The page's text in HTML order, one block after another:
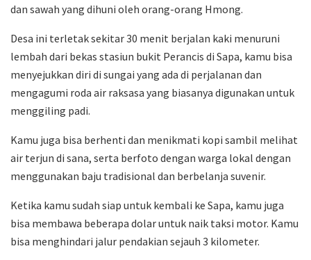
dan sawah yang dihuni oleh orang-orang Hmong.
Desa ini terletak sekitar 30 menit berjalan kaki menuruni
lembah dari bekas stasiun bukit Perancis di Sapa, kamu bisa
menyejukkan diri di sungai yang ada di perjalanan dan
mengagumi roda air raksasa yang biasanya digunakan untuk
menggiling padi.
Kamu juga bisa berhenti dan menikmati kopi sambil melihat
air terjun di sana, serta berfoto dengan warga lokal dengan
menggunakan baju tradisional dan berbelanja suvenir.
Ketika kamu sudah siap untuk kembali ke Sapa, kamu juga
bisa membawa beberapa dolar untuk naik taksi motor. Kamu
bisa menghindari jalur pendakian sejauh 3 kilometer.